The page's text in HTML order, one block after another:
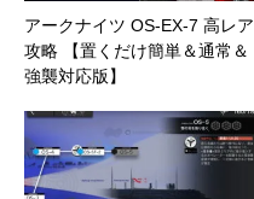
アークナイツ OS-EX-7 高レア
攻略 【置くだけ簡単＆通常＆
強襲対応版】